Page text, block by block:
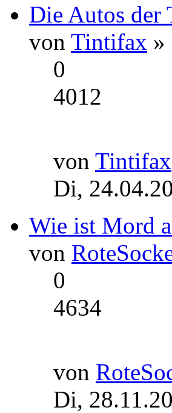
Die Autos der
von Tintifax »
0
4012
von Tintifax
Di,
Wie ist Mord
von
0
4634
von
Di,